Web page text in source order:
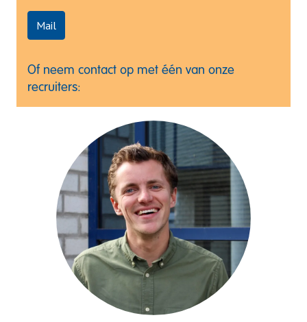
Mail
Of neem contact op met één van onze
recruiters: